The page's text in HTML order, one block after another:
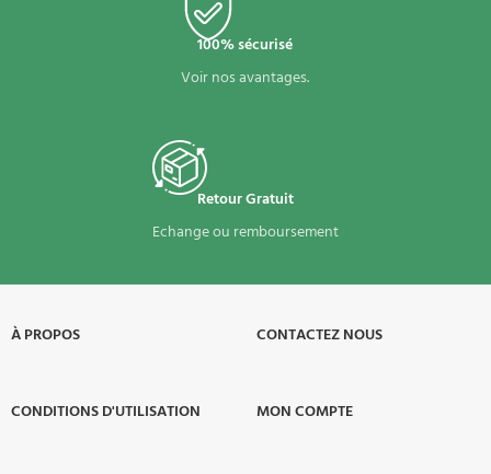
100% sécurisé
Voir nos avantages.
Retour Gratuit
Echange ou remboursement
À PROPOS​
CONDITIONS D'UTILISATION
CONTACTEZ NOUS
MON COMPTE